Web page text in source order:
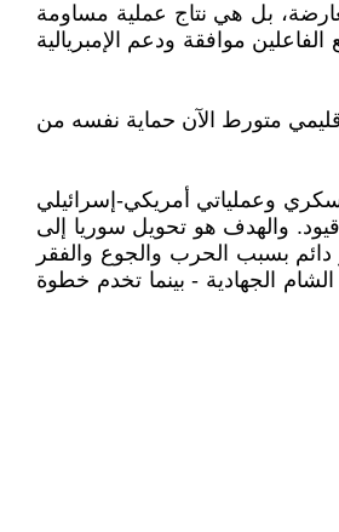
بل هي نتاج عملية مساومة
موافقة ودعم الإمبريالية
متورط الآن حماية نفسه من
وعملياتي أمريكي-إسرائيلي
والهدف هو تحويل سوريا إلى
بسبب الحرب والجوع والفقر
الجهادية - بينما تخدم خطوة